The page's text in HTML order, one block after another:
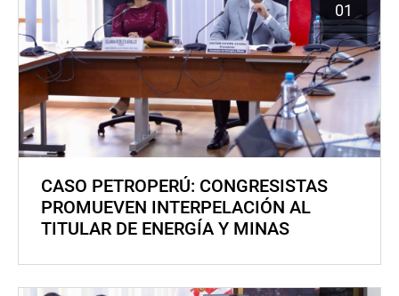
01
CASO PETROPERÚ: CONGRESISTAS
PROMUEVEN INTERPELACIÓN AL
TITULAR DE ENERGÍA Y MINAS